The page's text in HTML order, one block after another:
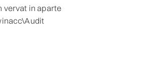
vervat in aparte